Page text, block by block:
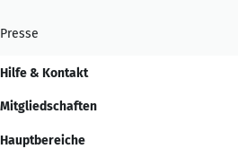
Presse
Hilfe & Kontakt
Mitgliedschaften
Hauptbereiche